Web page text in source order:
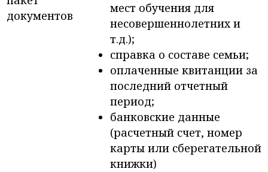
документов
мест обучения для
несовершеннолетних и
т.д.);
справка о составе семьи;
оплаченные квитанции за
последний отчетный
период;
банковские данные
(расчетный счет, номер
карты или сберегательной
книжки)